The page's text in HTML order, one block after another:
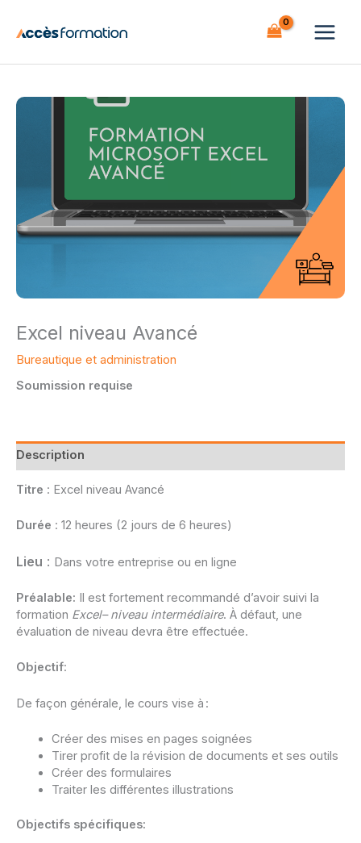
contenu
Excel niveau Avancé
Bureautique et administration
Soumission requise
Description
Titre : Excel niveau Avancé
Durée : 12 heures (2 jours de 6 heures)
Lieu : Dans votre entreprise ou en ligne
Préalable: Il est fortement recommandé d’avoir suivi la
formation Excel– niveau intermédiaire. À défaut, une
évaluation de niveau devra être effectuée.
Objectif:
De façon générale, le cours vise à :
Créer des mises en pages soignées
Tirer profit de la révision de documents et ses outils
Créer des formulaires
Traiter les différentes illustrations
Objectifs spécifiques: